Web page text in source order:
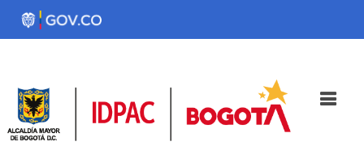
Pasar
Noticias Iniciativas